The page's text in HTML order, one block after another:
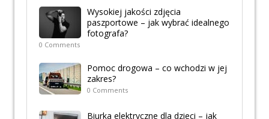
Wysokiej jakości zdjęcia
paszportowe – jak wybrać idealnego
fotografa?
0 Comments
Pomoc drogowa – co wchodzi w jej
zakres?
0 Comments
Biurka elektryczne dla dzieci – jak